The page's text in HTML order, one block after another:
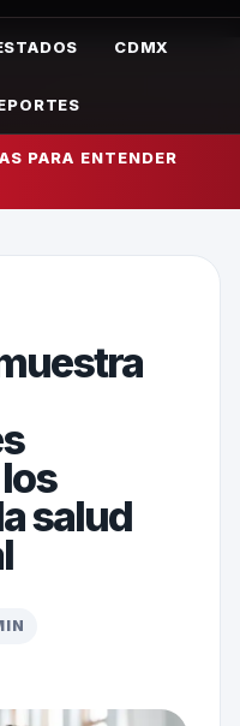
CDMX
PARA ENTENDER
salud